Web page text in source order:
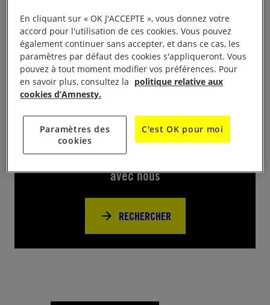
Maire de Thionville et d’un représentant du groupe
Amnesty de Thionville – Signature de pétitions
Près de chez vous
avec nous
RECHERCHER
En cliquant sur « OK J'ACCEPTE », vous donnez votre
accord pour l'utilisation de ces cookies. Vous pouvez
également continuer sans accepter, et dans ce cas, les
paramètres par défaut des cookies s'appliqueront. Vous
pouvez à tout moment modifier vos préférences. Pour
en savoir plus, consultez la politique relative aux
cookies d’Amnesty.
Paramètres des
cookies
C'est OK pour moi